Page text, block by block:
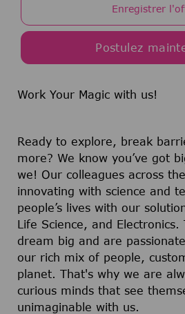
Enregistrer
Postulez
Work Your Magic with us!
Ready to explore, break
more? We know you’ve got
we! Our colleagues across
innovating with science and
people’s lives with our
Life Science, and Electronics.
dream big and are
our rich mix of people,
planet. That's why we are
curious minds that see
unimaginable with us.